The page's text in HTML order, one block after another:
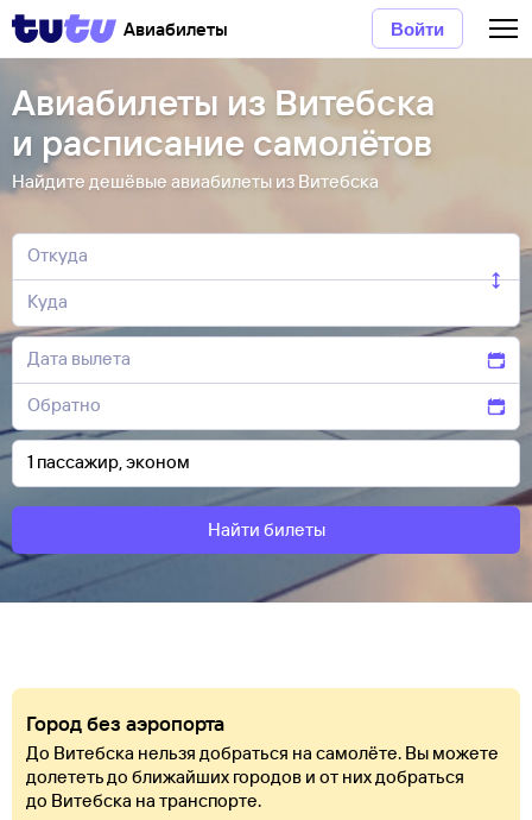
Авиабилеты Войти
Авиабилеты из Витебска
и расписание самолётов
Найдите дешёвые авиабилеты из Витебска
Найти билеты
Город без аэропорта
До Витебска нельзя добраться на самолёте. Вы можете
долететь до ближайших городов и от них добраться
до Витебска на транспорте.